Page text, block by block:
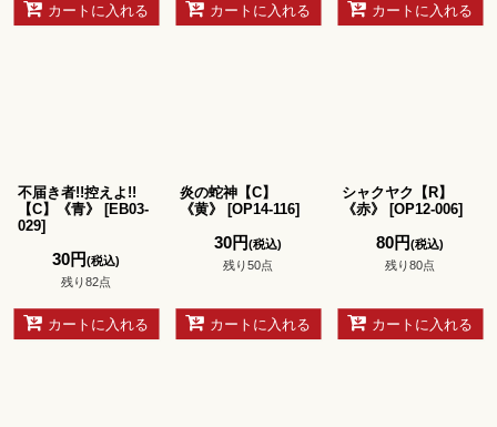
カートに入れる カートに入れる カートに入れる
不届き者!!控えよ!!
【C】《青》
[EB03-
029]
30円(税込)
残り82点
カートに入れる
炎の蛇神【C】
《黄》
[OP14-116]
30円(税込)
残り50点
カートに入れる
シャクヤク【R】
《赤》
[OP12-006]
80円(税込)
残り80点
カートに入れる